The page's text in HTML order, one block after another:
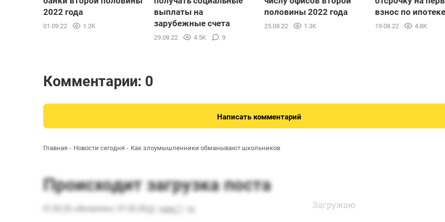
2022 года
01.09.22 1.2K
выплаты на
зарубежные счета
29.08.22 4.5K 9
половины 2022 года
25.08.22 1.3K
взнос по ипотеке
19.08.22 4.8K
Комментарии: 0
Написать комментарий
Главная Новости сегодня Как злоумышленники обманывают школьников